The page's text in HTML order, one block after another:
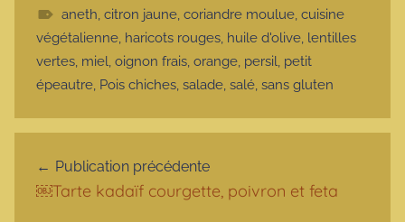
aneth, citron jaune, coriandre moulue, cuisine
végétalienne, haricots rouges, huile d'olive, lentilles
vertes, miel, oignon frais, orange, persil, petit
épeautre, Pois chiches, salade, salé, sans gluten
Publication précédente
￼Tarte kadaïf courgette, poivron et feta